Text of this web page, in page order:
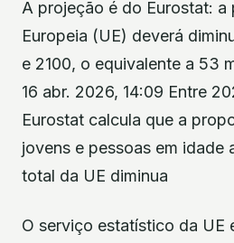
A projeção é do Eurostat:
Europeia (UE) deverá
e 2100, o equivalente a 53
16 abr. 2026, 14:09 Entre
Eurostat calcula que a
jovens e pessoas em idade
total da UE diminua
O serviço estatístico da UE